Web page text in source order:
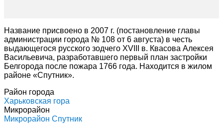
Название присвоено в 2007 г. (постановление главы
администрации города № 108 от 6 августа) в честь
выдающегося русского зодчего XVIII в. Квасова Алексея
Васильевича, разработавшего первый план застройки
Белгорода после пожара 1766 года. Находится в жилом
районе «Спутник».
Район города
Харьковская гора
Микрорайон
Микрорайон Спутник